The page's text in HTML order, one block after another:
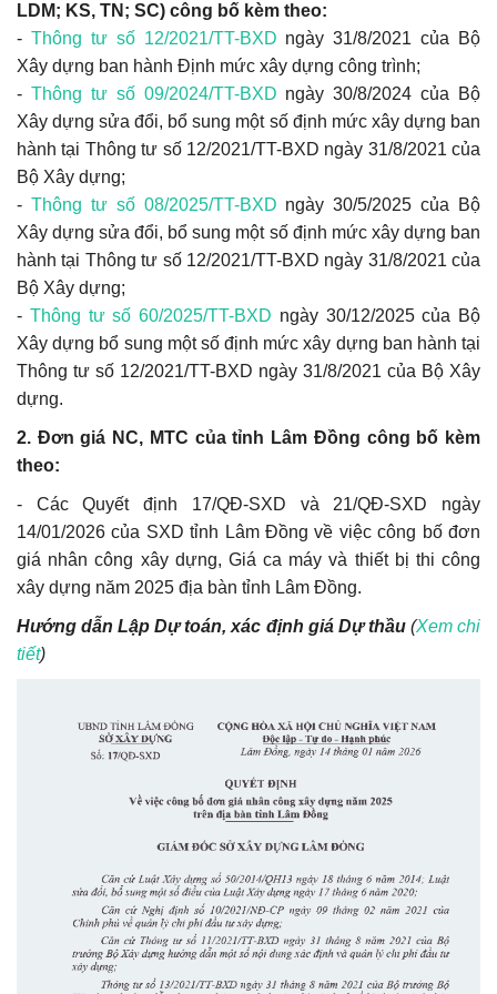
LDM; KS, TN; SC) công bố kèm theo:
- Thông tư số 12/2021/TT-BXD ngày 31/8/2021 của Bộ
Xây dựng ban hành Định mức xây dựng công trình;
- Thông tư số 09/2024/TT-BXD ngày 30/8/2024 của Bộ
Xây dựng sửa đổi, bổ sung một số định mức xây dựng ban
hành tại Thông tư số 12/2021/TT-BXD ngày 31/8/2021 của
Bộ Xây dựng;
- Thông tư số 08/2025/TT-BXD ngày 30/5/2025 của Bộ
Xây dựng sửa đổi, bổ sung một số định mức xây dựng ban
hành tại Thông tư số 12/2021/TT-BXD ngày 31/8/2021 của
Bộ Xây dựng;
- Thông tư số 60/2025/TT-BXD ngày 30/12/2025 của Bộ
Xây dựng bổ sung một số định mức xây dựng ban hành tại
Thông tư số 12/2021/TT-BXD ngày 31/8/2021 của Bộ Xây
dựng.
2. Đơn giá NC, MTC của tỉnh Lâm Đồng công bố kèm
theo:
- Các Quyết định 17/QĐ-SXD và 21/QĐ-SXD ngày
14/01/2026 của SXD tỉnh Lâm Đồng về việc công bố đơn
giá nhân công xây dựng, Giá ca máy và thiết bị thi công
xây dựng năm 2025 địa bàn tỉnh Lâm Đồng.
Hướng dẫnLập Dự toán, xác định giá Dự thầu (Xem chi
tiết)